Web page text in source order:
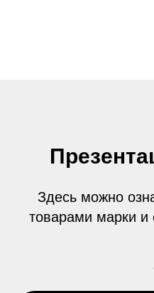
Здесь можно
товарами марки и